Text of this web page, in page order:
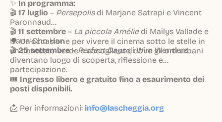
✨ In programma:
🎬 17 luglio – Persepolisdi Marjane Satrapi e Vincent
Paronnaud
🎬 11 settembre – La piccola Améliedi Maïlys Vallade e
Liane-Cho Han
🎬25 settembre–Perfect Daysdi Wim Wenders
🌳 Un'occasione per vivere il cinema sotto le stelle in
un contesto verde e accogliente, dove gli orti urbani
diventano luogo di scoperta, riflessione e
partecipazione.
🎟️ Ingresso libero e gratuito fino a esaurimento dei
posti disponibili.
📩 Per informazioni: info@lascheggia.org